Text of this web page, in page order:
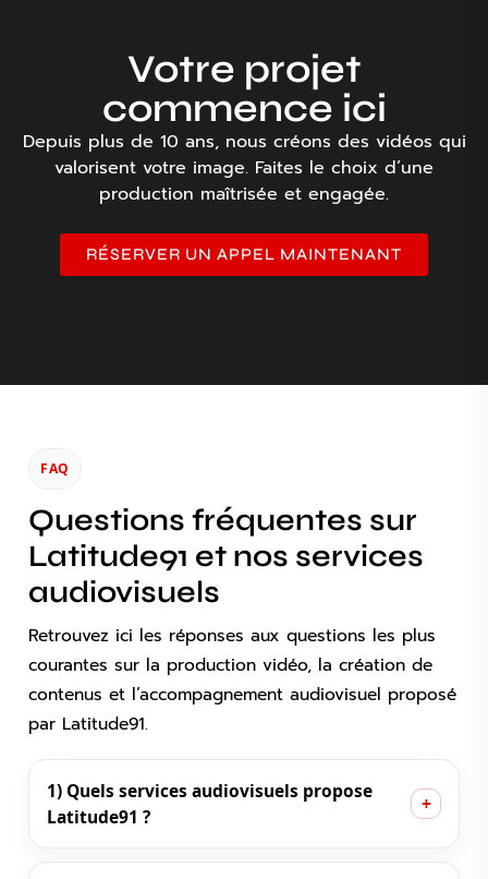
Votre projet
commence ici
Depuis plus de 10 ans, nous créons des vidéos qui
valorisent votre image. Faites le choix d’une
production maîtrisée et engagée.
RÉSERVER UN APPEL MAINTENANT
FAQ
Questions fréquentes sur
Latitude91 et nos services
audiovisuels
Retrouvez ici les réponses aux questions les plus
courantes sur la production vidéo, la création de
contenus et l’accompagnement audiovisuel proposé
par Latitude91.
1) Quels services audiovisuels propose
Latitude91 ?